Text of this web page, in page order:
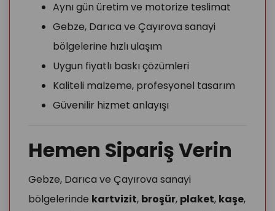
Aynı gün üretim ve motorize teslimat
Gebze, Darıca ve Çayırova sanayi
bölgelerine hızlı ulaşım
Uygun fiyatlı baskı çözümleri
Kaliteli malzeme, profesyonel tasarım
Güvenilir hizmet anlayışı
Hemen Sipariş Verin
Gebze, Darıca ve Çayırova sanayi
bölgelerinde kartvizit, broşür, plaket, kaşe,